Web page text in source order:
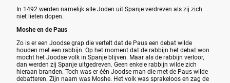
In 1492 werden namelijk alle Joden uit Spanje verdreven als zij zich
niet lieten dopen.
Moshe en de Paus
Zo is er een Joodse grap die vertelt dat de Paus een debat wilde
houden met een rabbijn. Op het moment dat de rabbijn het debat won
mocht het Joodse volk in Spanje blijven. Maar als de rabbijn verloor,
dan werden zij Spanje uitgedreven. Geen enkele rabbijn wilde zich
hieraan branden. Toch was er één Joodse man die met de Paus wilde
debatteren. Zijn naam was Moshe. Het volk was sprakeloos en zag de